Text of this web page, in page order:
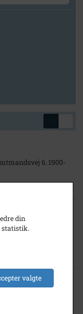
6. 1900-
6. ca.
din
statistik.
valgte